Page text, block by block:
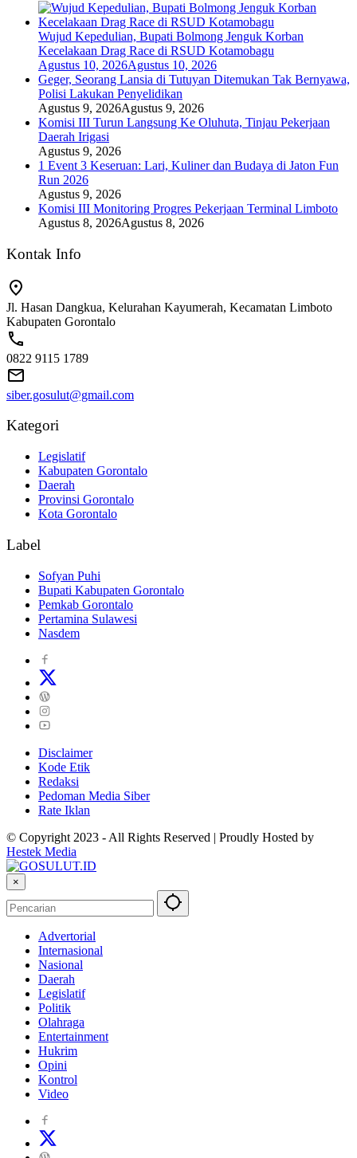
Wujud Kepedulian, Bupati Bolmong Jenguk Korban
Kecelakaan Drag Race di RSUD Kotamobagu
Agustus 10, 2026Agustus 10, 2026
Geger, Seorang Lansia di Tutuyan Ditemukan Tak Bernyawa,
Polisi Lakukan Penyelidikan
Agustus 9, 2026Agustus 9, 2026
Komisi III Turun Langsung Ke Oluhuta, Tinjau Pekerjaan
Daerah Irigasi
Agustus 9, 2026
1 Event 3 Keseruan: Lari, Kuliner dan Budaya di Jaton Fun
Run 2026
Agustus 9, 2026
Komisi III Monitoring Progres Pekerjaan Terminal Limboto
Agustus 8, 2026Agustus 8, 2026
Kontak Info
Jl. Hasan Dangkua, Kelurahan Kayumerah, Kecamatan Limboto
Kabupaten Gorontalo
0822 9115 1789
siber.gosulut@gmail.com
Kategori
Legislatif
Kabupaten Gorontalo
Daerah
Provinsi Gorontalo
Kota Gorontalo
Label
Sofyan Puhi
Bupati Kabupaten Gorontalo
Pemkab Gorontalo
Pertamina Sulawesi
Nasdem
Disclaimer
Kode Etik
Redaksi
Pedoman Media Siber
Rate Iklan
© Copyright 2023 - All Rights Reserved | Proudly Hosted by
Hestek Media
×
Advertorial
Internasional
Nasional
Daerah
Legislatif
Politik
Olahraga
Entertainment
Hukrim
Opini
Kontrol
Video